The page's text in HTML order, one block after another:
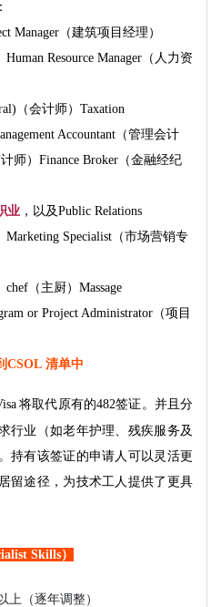
Manager（建筑项目经理）
Resource Manager（人力资
（会计师）Taxation
Accountant（管理会计
师）Finance Broker（金融经纪
业 ，以及Public Relations
Marketing Specialist（市场营销专
chef（主厨）Massage
or Project Administrator（项目
CSOL 清单中
将取代原有的482签证。并且分
行业（如老年护理、残疾服务及
持有该签证的申请人可以灵活更
留途径，为技术工人提供了更具
Skills）
上（逐年调整）